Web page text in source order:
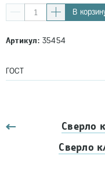
В
Артикул:35454
ГОСТ
Сверло
Сверло